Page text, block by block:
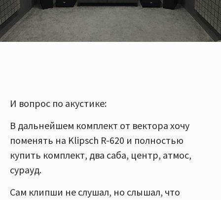
И вопрос по акустике:
В дальнейшем комплект от вектора хочу
поменять на Klipsch R-620 и полностью
купить комплект, два саба, центр, атмос,
сурауд.
Сам клипши не слушал, но слышал, что